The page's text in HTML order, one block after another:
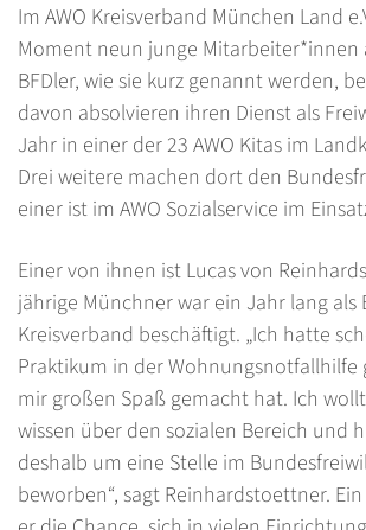
Im AWO Kreisverband München Land
Moment neun junge Mitarbeiter*innen
BFDler, wie sie kurz genannt werden,
davon absolvieren ihren Dienst als
Jahr in einer der 23 AWO Kitas im
Drei weitere machen dort den
einer ist im AWO Sozialservice im
Einer von ihnen ist Lucas von
jährige Münchner war ein Jahr lang als
Kreisverband beschäftigt. „Ich hatte
Praktikum in der Wohnungsnotfallhilfe
mir großen Spaß gemacht hat. Ich
wissen über den sozialen Bereich und
deshalb um eine Stelle im
beworben“, sagt Reinhardstoettner.